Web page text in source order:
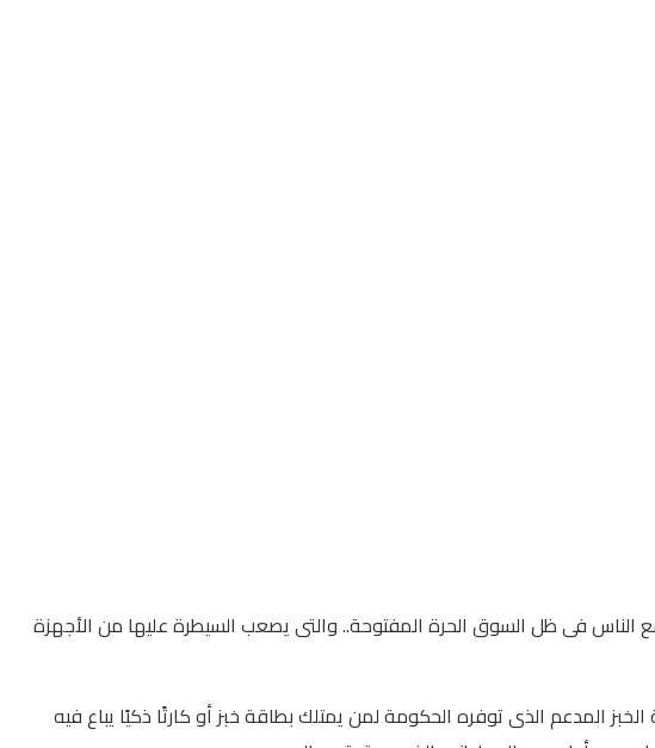
مع الناس فى ظل السوق الحرة المفتوحة.. والتى يصعب السيطرة عليها من الأجهزة
المدعم الذى توفره الحكومة لمن يمتلك بطاقة خبز أو كارتًا ذكيًا يباع فيه